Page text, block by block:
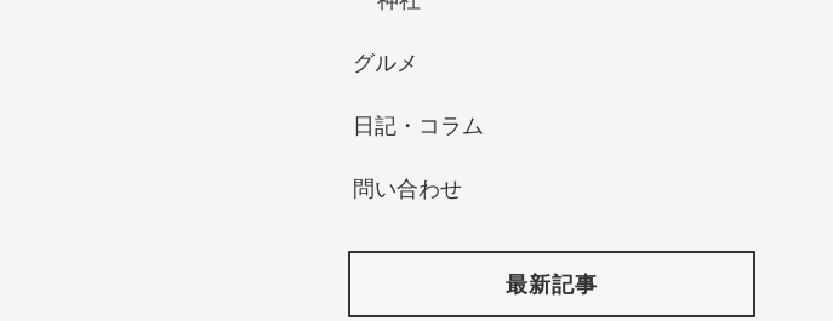
グルメ
日記・コラム
問い合わせ
最新記事